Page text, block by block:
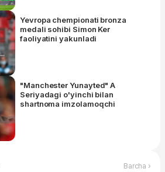
Yevropa chempionati bronza
medali sohibi Simon Ker
faoliyatini yakunladi
"Manchester Yunayted" A
Seriyadagi o'yinchi bilan
shartnoma imzolamoqchi
Barcha ›